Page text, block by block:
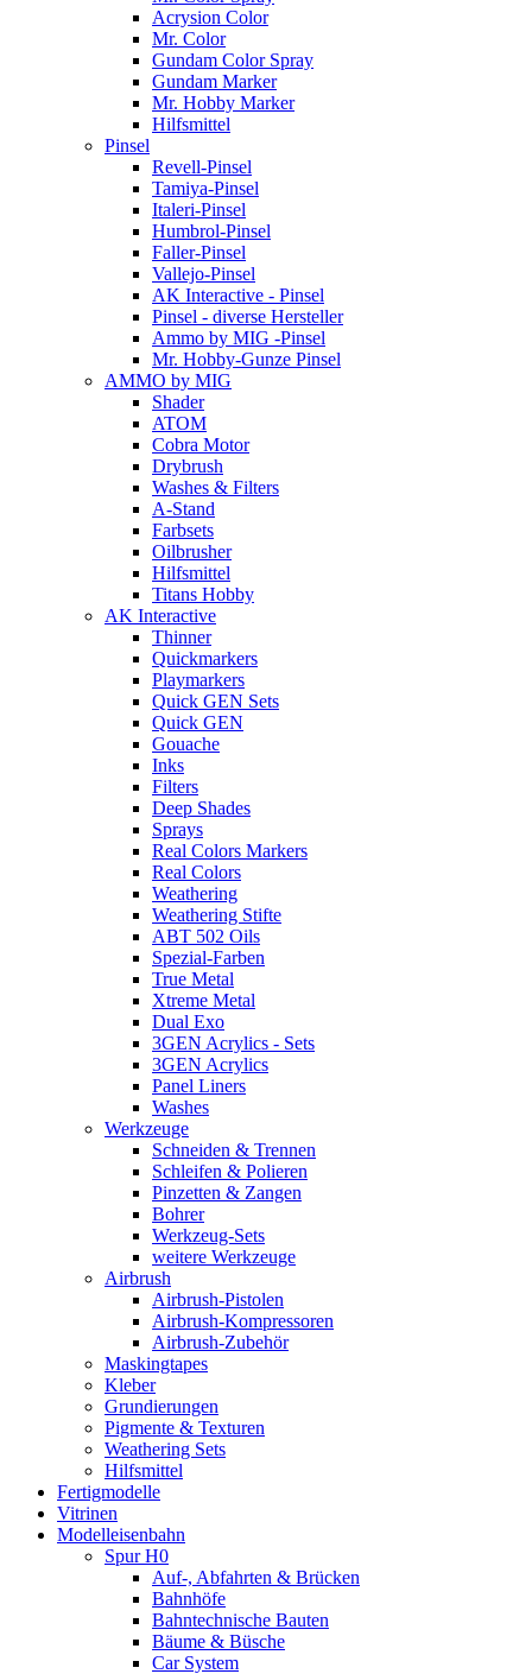
Acrysion Color
Mr. Color
Gundam Color Spray
Gundam Marker
Mr. Hobby Marker
Hilfsmittel
Pinsel
Revell-Pinsel
Tamiya-Pinsel
Italeri-Pinsel
Humbrol-Pinsel
Faller-Pinsel
Vallejo-Pinsel
AK Interactive - Pinsel
Pinsel - diverse Hersteller
Ammo by MIG -Pinsel
Mr. Hobby-Gunze Pinsel
AMMO by MIG
Shader
ATOM
Cobra Motor
Drybrush
Washes & Filters
A-Stand
Farbsets
Oilbrusher
Hilfsmittel
Titans Hobby
AK Interactive
Thinner
Quickmarkers
Playmarkers
Quick GEN Sets
Quick GEN
Gouache
Inks
Filters
Deep Shades
Sprays
Real Colors Markers
Real Colors
Weathering
Weathering Stifte
ABT 502 Oils
Spezial-Farben
True Metal
Xtreme Metal
Dual Exo
3GEN Acrylics - Sets
3GEN Acrylics
Panel Liners
Washes
Werkzeuge
Schneiden & Trennen
Schleifen & Polieren
Pinzetten & Zangen
Bohrer
Werkzeug-Sets
weitere Werkzeuge
Airbrush
Airbrush-Pistolen
Airbrush-Kompressoren
Airbrush-Zubehör
Maskingtapes
Kleber
Grundierungen
Pigmente & Texturen
Weathering Sets
Hilfsmittel
Fertigmodelle
Vitrinen
Modelleisenbahn
Spur H0
Auf-, Abfahrten & Brücken
Bahnhöfe
Bahntechnische Bauten
Bäume & Büsche
Car System